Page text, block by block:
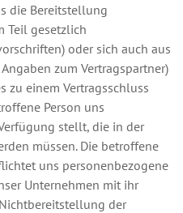
die Bereitstellung
Teil gesetzlich
oder sich auch aus
zum Vertragspartner)
zu einem Vertragsschluss
Person uns
stellt, die in der
müssen. Die betroffene
uns personenbezogene
Unternehmen mit ihr
der